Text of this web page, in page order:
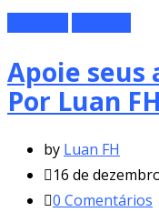
Apoie seus
Por Luan FH
by Luan FH
16 de
0 Comentários